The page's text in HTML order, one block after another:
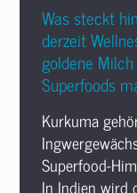
Was steckt
derzeit
goldene
Superfoods
Kurkuma
Superfood-
In Indien wird